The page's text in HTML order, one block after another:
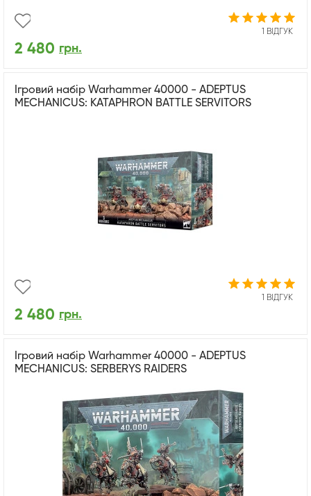
1 ВІДГУК
2 480 грн.
Ігровий набір Warhammer 40000 - ADEPTUS
MECHANICUS: KATAPHRON BATTLE SERVITORS
1 ВІДГУК
2 480 грн.
Ігровий набір Warhammer 40000 - ADEPTUS
MECHANICUS: SERBERYS RAIDERS